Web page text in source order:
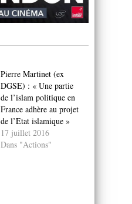
Pierre Martinet (ex
DGSE) : « Une partie
de l’islam politique en
France adhère au projet
de l’Etat islamique »
17 juillet 2016
Dans "Actions"